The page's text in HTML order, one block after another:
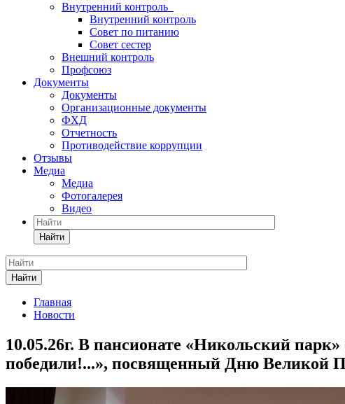
Внутренний контроль
Внутренний контроль
Совет по питанию
Совет сестер
Внешний контроль
Профсоюз
Документы
Документы
Организационные документы
ФХД
Отчетность
Противодействие коррупции
Отзывы
Медиа
Медиа
Фотогалерея
Видео
Найти
Найти
Главная
Новости
10.05.26г. В пансионате «Никольский
победили!...», посвященный Дню Великой